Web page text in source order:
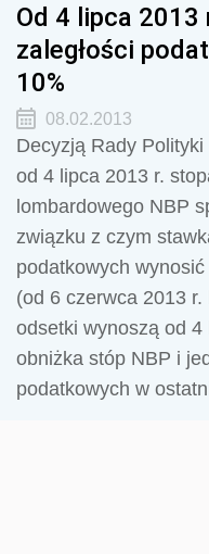
Od 4 lipca 2013
zaległości
10%
08.02.2013
Decyzją Rady
od 4 lipca 2013 r.
lombardowego NBP
związku z czym
podatkowych
(od 6 czerwca 2013 r.
odsetki wynoszą od
obniżka stóp NBP i
podatkowych w